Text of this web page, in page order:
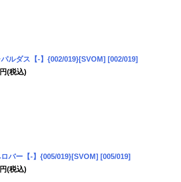
ルダス【-】{002/019}[SVOM] [002/019]
(税込)
バー【-】{005/019}[SVOM] [005/019]
(税込)